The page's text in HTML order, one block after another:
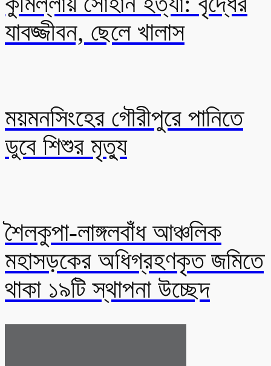
যাবজ্জীবন, ছেলে খালাস
ময়মনসিংহের গৌরীপুরে পানিতে
ডুবে শিশুর মৃত্যু
শৈলকুপা-লাঙ্গলবাঁধ আঞ্চলিক
মহাসড়কের অধিগ্রহণকৃত জমিতে
থাকা ১৯টি স্থাপনা উচ্ছেদ